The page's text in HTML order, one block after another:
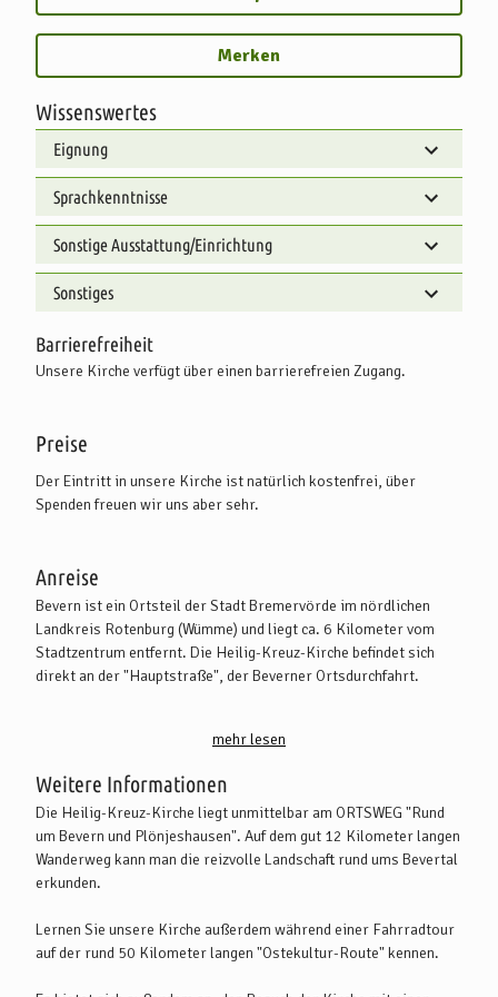
Wissenswertes
Eignung
Sprachkenntnisse
Sonstige Ausstattung/Einrichtung
Sonstiges
Barrierefreiheit
Unsere Kirche verfügt über einen barrierefreien Zugang.
Preise
Der Eintritt in unsere Kirche ist natürlich kostenfrei, über
Spenden freuen wir uns aber sehr.
Anreise
Bevern ist ein Ortsteil der Stadt Bremervörde im nördlichen
Landkreis Rotenburg (Wümme) und liegt ca. 6 Kilometer vom
Stadtzentrum entfernt. Die Heilig-Kreuz-Kirche befindet sich
direkt an der "Hauptstraße", der Beverner Ortsdurchfahrt.
Aus Bremerhaven folgen Sie der A 27 Richtung Bremen (Abfahrt
Von Hamburg aus folgen Sie der A 26 und B 73 in Richtung Stade
oder der A 1 in Richtung Bremen (Abfahrt Bockel) und dann der B
71 über Zeven und Selsingen.
Von Bremen und Hannover erreichen Sie Bremervörde über die A
27 in Richtung Bremerhaven (Abfahrt Ritterhude) und die B 74
Von Rotenburg (Wümme) folgen Sie der B 71 (über Zeven und
Selsingen).
mehr lesen
Weitere Informationen
Die Heilig-Kreuz-Kirche liegt unmittelbar am ORTSWEG "Rund
um Bevern und Plönjeshausen". Auf dem gut 12 Kilometer langen
Wanderweg kann man die reizvolle Landschaft rund ums Bevertal
erkunden.
Lernen Sie unsere Kirche außerdem während einer Fahrradtour
auf der rund 50 Kilometer langen "Ostekultur-Route" kennen.
Merken